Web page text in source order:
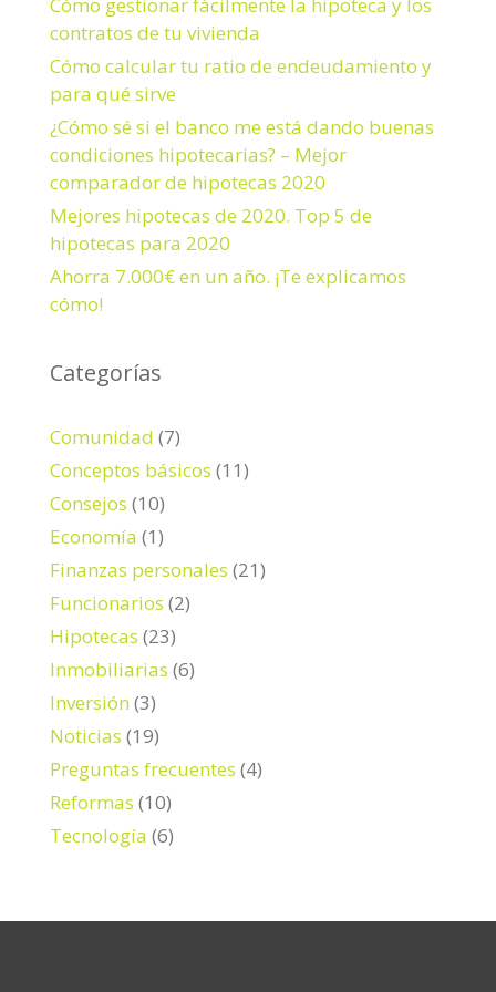
:
contratos de tu vivienda
Cómo calcular tu ratio de endeudamiento y
para qué sirve
¿Cómo sé si el banco me está dando buenas
condiciones hipotecarias? – Mejor
comparador de hipotecas 2020
Mejores hipotecas de 2020. Top 5 de
hipotecas para 2020
Ahorra 7.000€ en un año. ¡Te explicamos
cómo!
Categorías
Comunidad (7)
Conceptos básicos (11)
Consejos (10)
Economía (1)
Finanzas personales (21)
Funcionarios (2)
Hipotecas (23)
Inmobiliarias (6)
Inversión (3)
Noticias (19)
Preguntas frecuentes (4)
Reformas (10)
Tecnología (6)